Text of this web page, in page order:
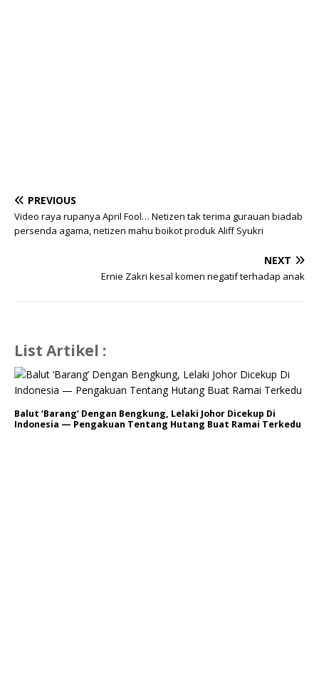
PREVIOUS
Video raya rupanya April Fool… Netizen tak terima gurauan biadab
persenda agama, netizen mahu boikot produk Aliff Syukri
NEXT
Ernie Zakri kesal komen negatif terhadap anak
List Artikel :
Balut ‘Barang’ Dengan Bengkung, Lelaki Johor Dicekup Di
Indonesia — Pengakuan Tentang Hutang Buat Ramai Terkedu